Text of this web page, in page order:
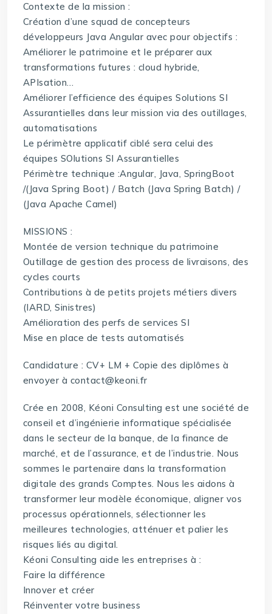
Contexte de la mission :
Création d’une squad de concepteurs
développeurs Java Angular avec pour objectifs :
Améliorer le patrimoine et le préparer aux
transformations futures : cloud hybride,
APIsation…
Améliorer l’efficience des équipes Solutions SI
Assurantielles dans leur mission via des outillages,
automatisations
Le périmètre applicatif ciblé sera celui des
équipes SOlutions SI Assurantielles
Périmètre technique :Angular, Java, SpringBoot
/(Java Spring Boot) / Batch (Java Spring Batch) /
(Java Apache Camel)
MISSIONS :
Montée de version technique du patrimoine
Outillage de gestion des process de livraisons, des
cycles courts
Contributions à de petits projets métiers divers
(IARD, Sinistres)
Amélioration des perfs de services SI
Mise en place de tests automatisés
Candidature : CV+ LM + Copie des diplômes à
envoyer à contact@keoni.fr
Crée en 2008, Kéoni Consulting est une société de
conseil et d’ingénierie informatique spécialisée
dans le secteur de la banque, de la finance de
marché, et de l’assurance, et de l’industrie. Nous
sommes le partenaire dans la transformation
digitale des grands Comptes. Nous les aidons à
transformer leur modèle économique, aligner vos
processus opérationnels, sélectionner les
meilleures technologies, atténuer et palier les
risques liés au digital.
Kéoni Consulting aide les entreprises à :
Faire la différence
Innover et créer
Réinventer votre business